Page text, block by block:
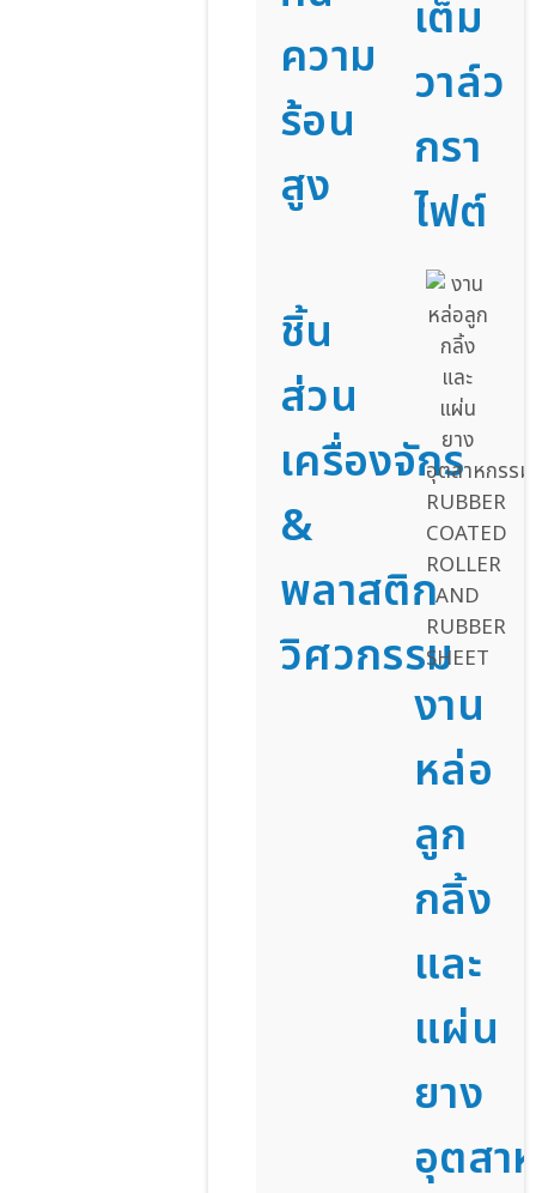
ความ
ร้อน
สูง
เต็ม
วาล์ว
กรา
ไฟต์
ชิ้น
ส่วน
เครื่องจักร
&
พลาสติก
วิศวกรรม
งาน
หล่อ
ลูก
กลิ้ง
และ
แผ่น
ยาง
อุตสา